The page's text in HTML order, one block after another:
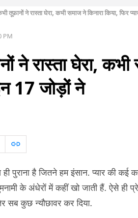
तूफ़ानों ने रास्ता घेरा, कभी समाज ने किनारा किया, फिर
PM
ने रास्ता घेरा,
17 जोड़ों ने
ही पुराना है जितने हम इंसान. प्यार की कई
के अंधेरों में कहीं खो जाती हैं. ऐसे ही
सब कुछ न्यौछावर कर दिया.